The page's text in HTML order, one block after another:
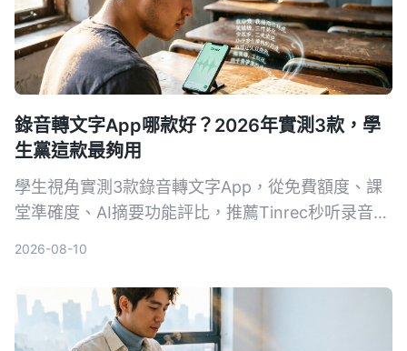
錄音轉文字App哪款好？2026年實測3款，學
生黨這款最夠用
學生視角實測3款錄音轉文字App，從免費額度、課
堂準確度、AI摘要功能評比，推薦Tinrec秒听录音，
2026-08-10